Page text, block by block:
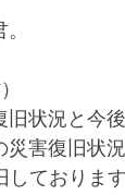
状況と今
害復旧状
しておりま